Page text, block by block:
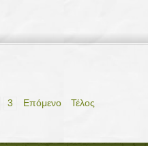
3 Επόμενο Τέλος